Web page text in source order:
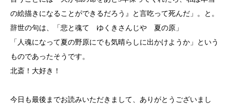
の絵描きになることができるだろう』と言吃って死んだ」。と。
辞世の句は、「 悲と魂て ゆくきさんじや 夏の原」
「人魂になって夏の野原にでも気晴らしに出かけようか」という
ものであったそうです。
北斎！大好き！
今日も最後までお読みいただきまして、ありがとうございまし